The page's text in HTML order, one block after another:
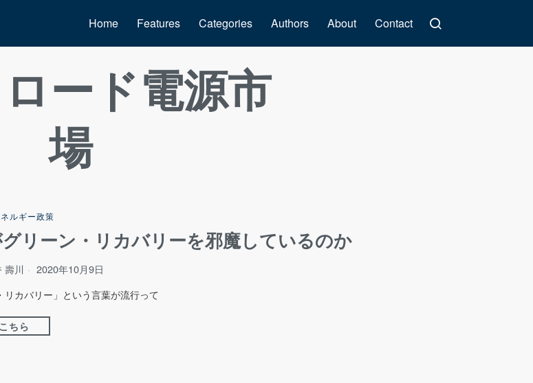
Home Features Categories Authors About Contact
ード電源市
場
ルギー政策
リーン・リカバリーを邪魔しているのか
壽川 2020年10月9日
リカバリー」という言葉が流行って
ちら